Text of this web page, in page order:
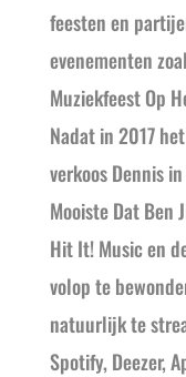
feesten en
evenementen
Muziekfeest Op
Nadat in 2017
verkoos Dennis
Mooiste Dat Ben
Hit It! Music en
volop te
natuurlijk te
Spotify, Deezer,